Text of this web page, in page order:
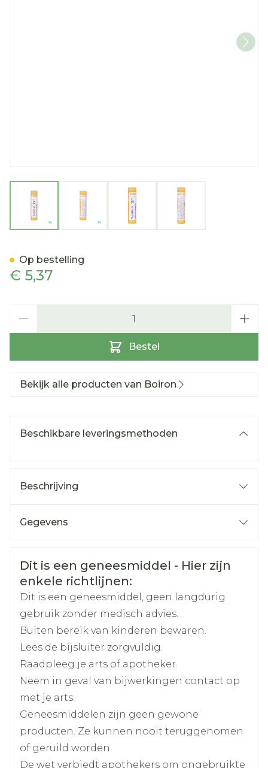
View larger imageView larger imageView larger image
View larger
€ 5,37
Bestel
Op bestelling
Bekijk alle producten van Boiron
Beschikbare leveringsmethoden
Beschrijving
Gegevens
Organisaties Boiron
Merken Boiron
Breedte 16 mm
Lengte 16 mm
Diepte 68 mm
Hoeveelheid
Verpakking
4
Veiligheidsinformatie
Dit is een geneesmiddel - Hier zijn
enkele richtlijnen:
Dit is een geneesmiddel, geen langdurig
gebruik zonder medisch advies.
Buiten bereik van kinderen bewaren.
Lees de bijsluiter zorgvuldig.
Raadpleeg je arts of apotheker.
Neem in geval van bijwerkingen contact op
met je arts.
Geneesmiddelen zijn geen gewone
producten. Ze kunnen nooit teruggenomen
of geruild worden.
De wet verbiedt apothekers om ongebruikte